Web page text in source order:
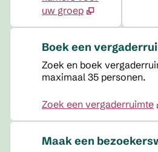
uw groep
Boek een
Zoek en boek
maximaal 35 personen.
Zoek een vergaderruimte
Maak een